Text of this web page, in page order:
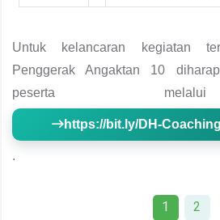
Untuk kelancaran kegiatan
Penggerak Angaktan 10
peserta
https://bit.ly/DH-
.
1 2